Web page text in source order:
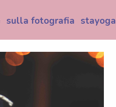
sulla fotografia stayoga